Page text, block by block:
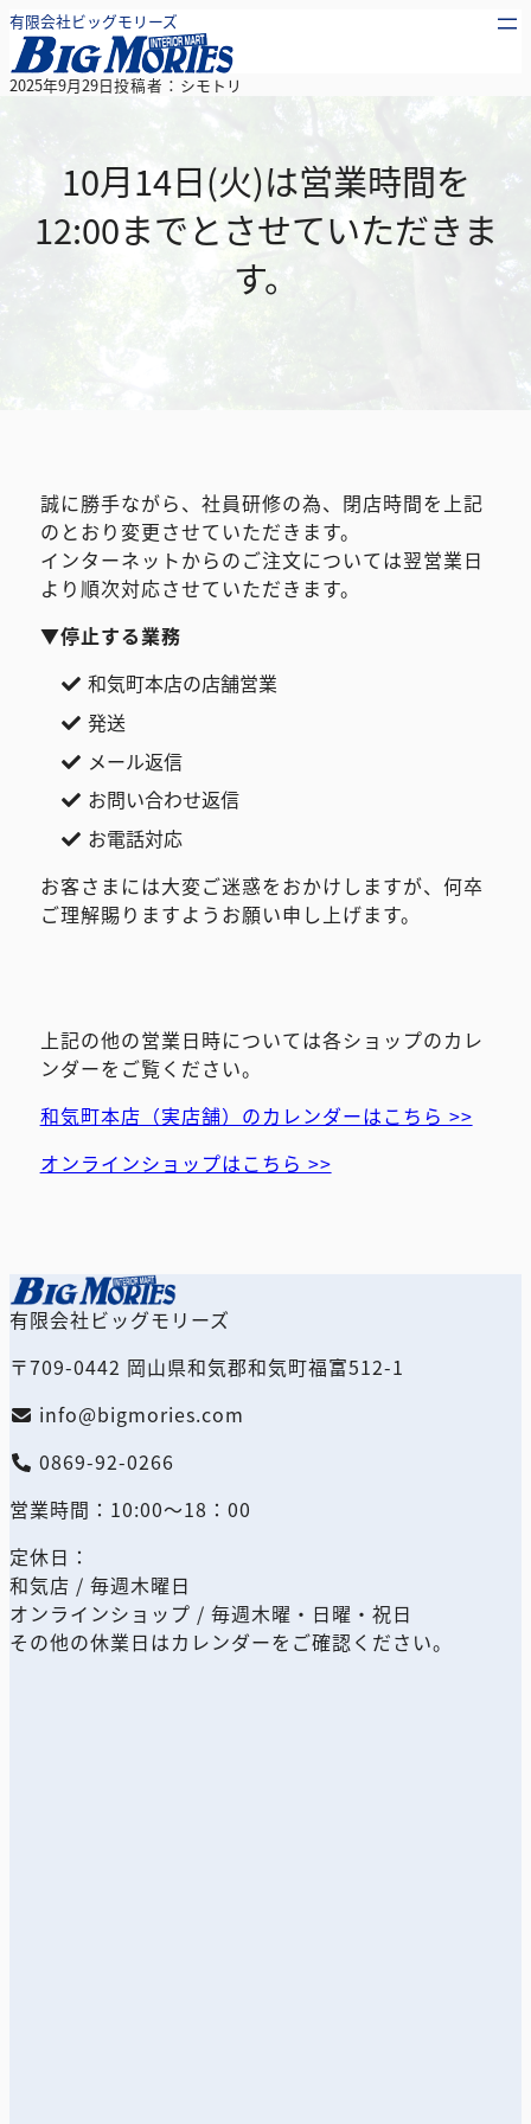
内
容
を
有限会社ビッグモリーズ
2025年9月29日投稿者： シモトリ
10月14日(火)は営業時間を
12:00までとさせていただきま
す。
誠に勝手ながら、社員研修の為、閉店時間を上記
のとおり変更させていただきます。
インターネットからのご注文については翌営業日
より順次対応させていただきます。
▼停止する業務
和気町本店の店舗営業
発送
メール返信
お問い合わせ返信
お電話対応
お客さまには大変ご迷惑をおかけしますが、何卒
ご理解賜りますようお願い申し上げます。
上記の他の営業日時については各ショップのカレ
ンダーをご覧ください。
和気町本店（実店舗）のカレンダーはこちら >>
オンラインショップはこちら >>
有限会社ビッグモリーズ
〒709-0442 岡山県和気郡和気町福富512-1
info@bigmories.com
0869-92-0266
営業時間：10:00～18：00
定休日：
和気店 / 毎週木曜日
オンラインショップ / 毎週木曜・日曜・祝日
その他の休業日はカレンダーをご確認ください。